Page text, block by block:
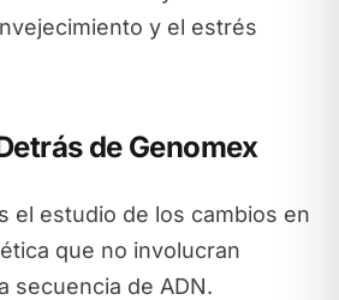
y el estrés
de Genomex
el estudio de los cambios en
que no involucran
secuencia de ADN.